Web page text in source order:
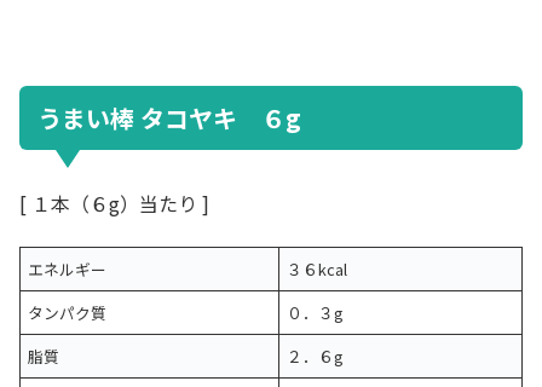
うまい棒 タコヤキ ６g
[ １本（６g）当たり ]
エネルギー
３６kcal
タンパク質
０．３g
脂質
２．６g